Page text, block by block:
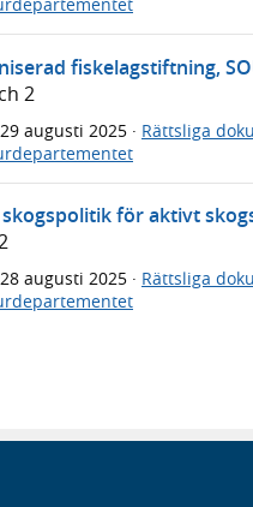
fiskelagstiftning,
2
29 augusti 2025 · Rättsliga
för aktivt
28 augusti 2025 · Rättsliga